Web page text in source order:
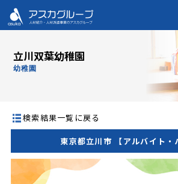
立川双葉幼稚園
幼稚園
検索結果一覧に戻る
東京都立川市 【アルバイト・